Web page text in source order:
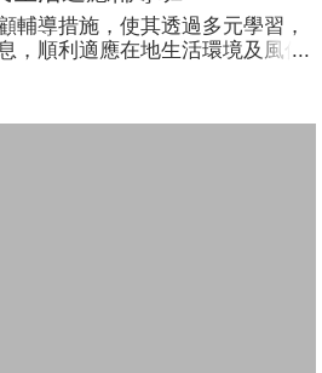
輔導措施，使其透過多元學習，
，順利適應在地生活環境及風俗
化社會，與國人建立和諧家庭，
小時。